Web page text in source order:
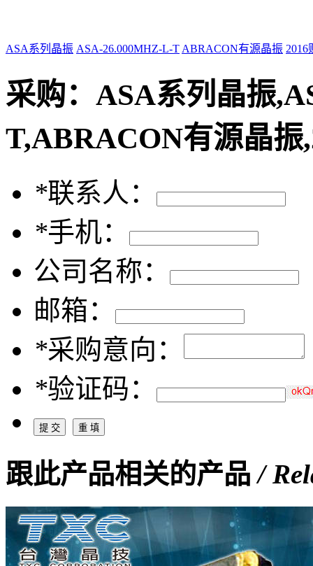
ASA系列晶振 ASA-26.000MHZ-L-T ABRACON有源晶振 2016
采购： ASA系列晶振
T,ABRACON有源晶振
*联系人：
*手机：
公司名称：
邮箱：
*采购意向：
*验证码：
跟此产品相关的产品/